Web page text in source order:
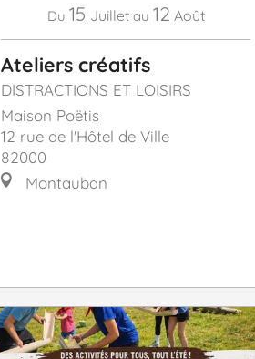
Du 15 Juillet au 12 Août
Ateliers créatifs
DISTRACTIONS ET LOISIRS
Maison Poëtis
12 rue de l'Hôtel de Ville
82000
Montauban